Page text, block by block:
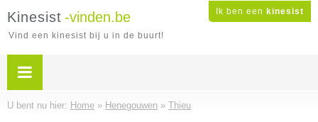
Ik ben een kinesist
Kinesist -vinden.be
Vind een kinesist bij u in de buurt!
U bent nu hier: Home » Henegouwen » Thieu